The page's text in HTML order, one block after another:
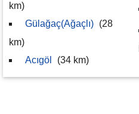
km)
Gülağaç(Ağaçlı) (28
km)
Acıgöl
(34 km)